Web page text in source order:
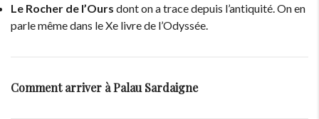
Le Rocher de l’Ours dont on a trace depuis l’antiquité. On en
parle même dans le Xe livre de l’Odyssée.
Comment arriver à Palau Sardaigne